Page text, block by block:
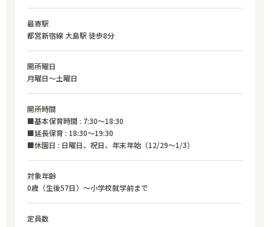
最寄駅
都営新宿線 大島駅 徒歩8分
開所曜日
月曜日〜土曜日
開所時間
■基本保育時間 : 7:30〜18:30
■延長保育 : 18:30〜19:30
■休園日 : 日曜日、祝日、年末年始（12/29〜1/3）
対象年齢
0歳（生後57日）～小学校就学前まで
定員数